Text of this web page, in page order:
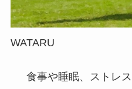
WATARU
食事や睡眠、ストレ